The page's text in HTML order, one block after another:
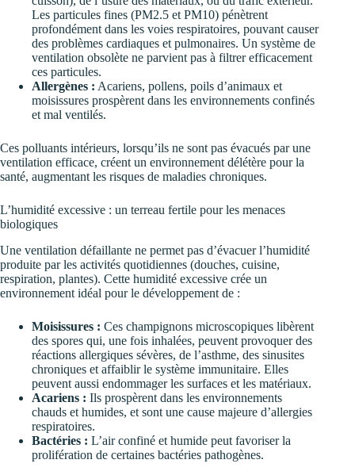
Les particules fines (PM2.5 et PM10) pénètrent
profondément dans les voies respiratoires, pouvant causer
des problèmes cardiaques et pulmonaires. Un système de
ventilation obsolète ne parvient pas à filtrer efficacement
ces particules.
Allergènes : Acariens, pollens, poils d’animaux et
moisissures prospèrent dans les environnements confinés
et mal ventilés.
Ces polluants intérieurs, lorsqu’ils ne sont pas évacués par une
ventilation efficace, créent un environnement délétère pour la
santé, augmentant les risques de maladies chroniques.
L’humidité excessive : un terreau fertile pour les menaces
biologiques
Une ventilation défaillante ne permet pas d’évacuer l’humidité
produite par les activités quotidiennes (douches, cuisine,
respiration, plantes). Cette humidité excessive crée un
environnement idéal pour le développement de :
Moisissures : Ces champignons microscopiques libèrent
des spores qui, une fois inhalées, peuvent provoquer des
réactions allergiques sévères, de l’asthme, des sinusites
chroniques et affaiblir le système immunitaire. Elles
peuvent aussi endommager les surfaces et les matériaux.
Acariens : Ils prospèrent dans les environnements
chauds et humides, et sont une cause majeure d’allergies
respiratoires.
Bactéries : L’air confiné et humide peut favoriser la
prolifération de certaines bactéries pathogènes.